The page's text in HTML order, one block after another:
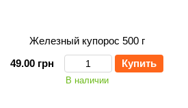
Железный купорос 500 г
49.00 грн
Купить
В наличии